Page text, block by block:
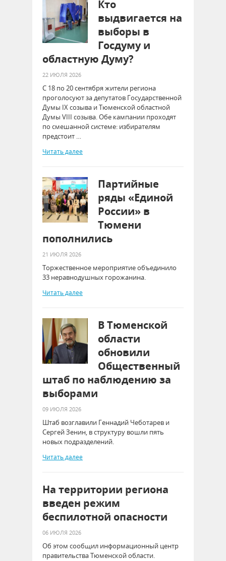
Кто
выдвигается на
выборы в
Госдуму и
областную Думу?
22 ИЮЛЯ 2026
С 18 по 20 сентября жители региона
проголосуют за депутатов Государственной
Думы IX созыва и Тюменской областной
Думы VIII созыва. Обе кампании проходят
по смешанной системе: избирателям
предстоит …
Читать далее
Партийные
ряды «Единой
России» в
Тюмени
пополнились
21 ИЮЛЯ 2026
Торжественное мероприятие объединило
33 неравнодушных горожанина.
Читать далее
В Тюменской
области
обновили
Общественный
штаб по наблюдению за
выборами
09 ИЮЛЯ 2026
Штаб возглавили Геннадий Чеботарев и
Сергей Зенин, в структуру вошли пять
новых подразделений.
Читать далее
На территории региона
введен режим
беспилотной опасности
06 ИЮЛЯ 2026
Об этом сообщил информационный центр
правительства Тюменской области.